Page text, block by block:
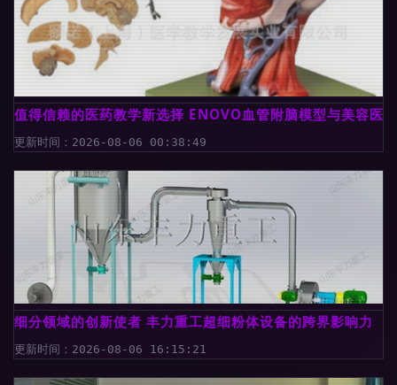
值得信赖的医药教学新选择 ENOVO血管附脑模型与美容医
更新时间：2026-08-06 00:38:49
细分领域的创新使者 丰力重工超细粉体设备的跨界影响力
更新时间：2026-08-06 16:15:21